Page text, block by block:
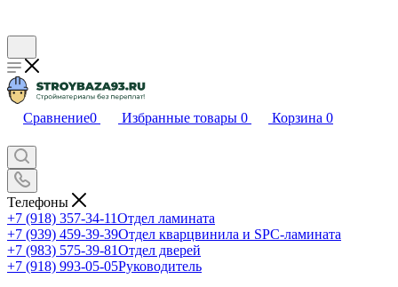
Сравнение0 Избранные товары 0 Корзина 0
Телефоны
+7 (918) 357-34-11Отдел ламината
+7 (939) 459-39-39Отдел кварцвинила и SPC-ламината
+7 (983) 575-39-81Отдел дверей
+7 (918) 993-05-05Руководитель